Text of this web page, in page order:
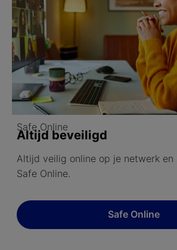
Safe Online
Altijd beveiligd
Altijd veilig online op je netwerk en
Safe Online.
Safe Online